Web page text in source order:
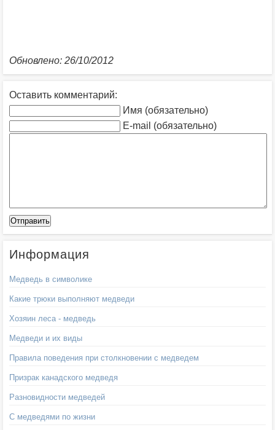
Обновлено: 26/10/2012
Оставить комментарий:
Имя (обязательно)
E-mail (обязательно)
Информация
Медведь в символике
Какие трюки выполняют медведи
Хозяин леса - медведь
Медведи и их виды
Правила поведения при столкновении с медведем
Призрак канадского медведя
Разновидности медведей
С медведями по жизни